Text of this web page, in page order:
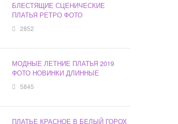
БЛЕСТЯЩИЕ СЦЕНИЧЕСКИЕ
ПЛАТЬЯ РЕТРО ФОТО
2852
МОДНЫЕ ЛЕТНИЕ ПЛАТЬЯ 2019
ФОТО НОВИНКИ ДЛИННЫЕ
5845
ПЛАТЬЕ КРАСНОЕ В БЕЛЫЙ ГОРОХ